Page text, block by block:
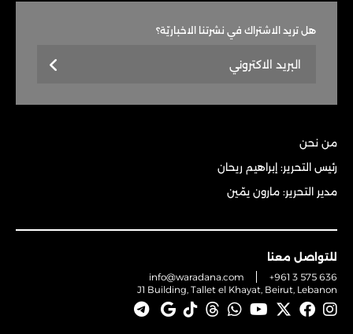
هل تريد الاشتراك في نشرتنا الاخباريّة؟
من نحن
رئيس التحرير: إبراهيم ريحان
مدير التحرير: مارون يمّين
للتواصل معنا
info@waradana.com
+961 3 575 636
J1 Building, Tallet el Khayat, Beirut, Lebanon